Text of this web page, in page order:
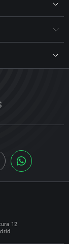
12